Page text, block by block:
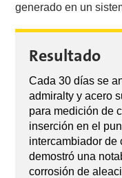
generado en un
Resultado
Cada 30 días se
admiralty y acero
para medición de
inserción en el
intercambiador de
demostró una
corrosión de